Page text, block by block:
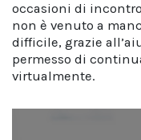
occasioni di
non è venuto a
difficile, grazie
permesso di
virtualmente.